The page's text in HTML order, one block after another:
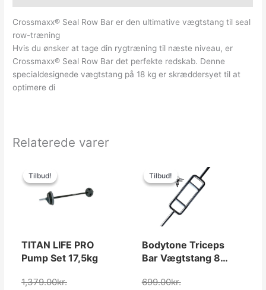
Crossmaxx® Seal Row Bar er den ultimative vægtstang til seal
row-træning
Hvis du ønsker at tage din rygtræning til næste niveau, er
Crossmaxx® Seal Row Bar det perfekte redskab. Denne
specialdesignede vægtstang på 18 kg er skræddersyet til at
optimere di
Relaterede varer
Tilbud!
Tilbud!
TITAN LIFE PRO
Pump Set 17,5kg
1,379.00kr.
var:
pris
er:
Tilbud!
Tilbud!
Bodytone Triceps
Bar Vægtstang 85
699.00kr.
oprindelige
pris
var:
699.00kr..
aktuelle
pris
er: